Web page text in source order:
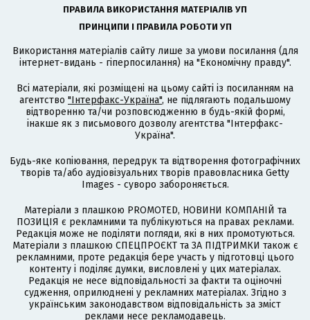
ПРАВИЛА ВИКОРИСТАННЯ МАТЕРІАЛІВ УП
ПРИНЦИПИ І ПРАВИЛА РОБОТИ УП
Використання матеріалів сайту лише за умови посилання (для
інтернет-видань - гіперпосилання) на "Економічну правду".
Всі матеріали, які розміщені на цьому сайті із посиланням на
агентство "Інтерфакс-Україна", не підлягають подальшому
відтворенню та/чи розповсюдженню в будь-якій формі,
інакше як з письмового дозволу агентства "Інтерфакс-
Україна".
Будь-яке копіювання, передрук та відтворення фотографічних
творів та/або аудіовізуальних творів правовласника Getty
Images - суворо забороняється.
Матеріали з плашкою PROMOTED, НОВИНИ КОМПАНІЙ та
ПОЗИЦІЯ є рекламними та публікуються на правах реклами.
Редакція може не поділяти погляди, які в них промотуються.
Матеріали з плашкою СПЕЦПРОЄКТ та ЗА ПІДТРИМКИ також є
рекламними, проте редакція бере участь у підготовці цього
контенту і поділяє думки, висловлені у цих матеріалах.
Редакція не несе відповідальності за факти та оціночні
судження, оприлюднені у рекламних матеріалах. Згідно з
українським законодавством відповідальність за зміст
реклами несе рекламодавець.